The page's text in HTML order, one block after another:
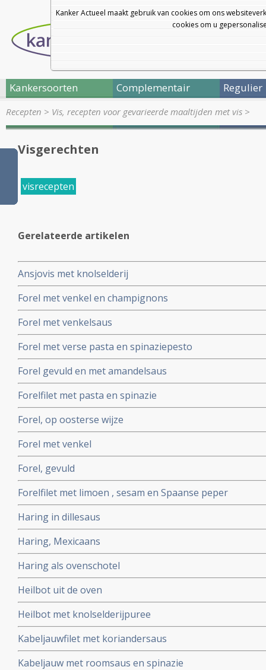
Kanker Actueel maakt gebruik van cookies om ons
cookies om u
Kankersoorten Complementair Regulier
Recepten > Vis, recepten voor gevarieerde maaltijden met vis >
Visgerechten
visrecepten
Gerelateerde artikelen
Ansjovis met knolselderij
Forel met venkel en champignons
Forel met venkelsaus
Forel met verse pasta en spinaziepesto
Forel gevuld en met amandelsaus
Forelfilet met pasta en spinazie
Forel, op oosterse wijze
Forel met venkel
Forel, gevuld
Forelfilet met limoen , sesam en Spaanse peper
Haring in dillesaus
Haring, Mexicaans
Haring als ovenschotel
Heilbot uit de oven
Heilbot met knolselderijpuree
Kabeljauwfilet met koriandersaus
Kabeljauw met roomsaus en spinazie